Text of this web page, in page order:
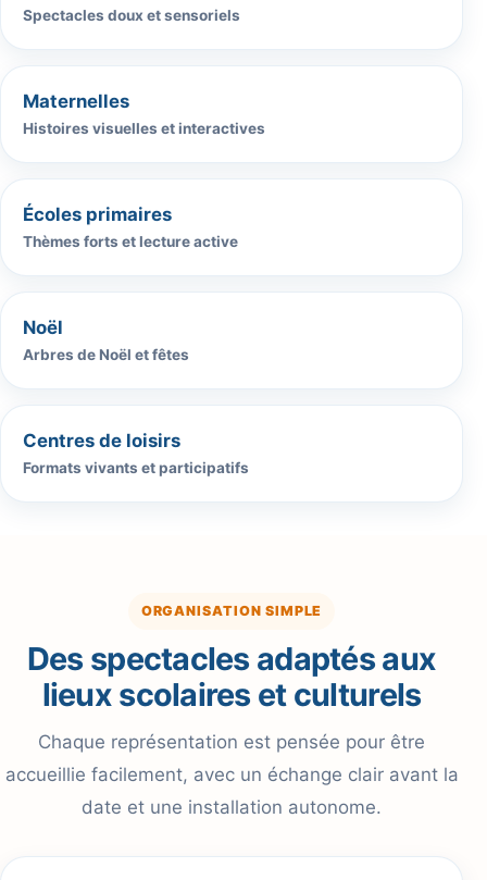
Spectacles doux et sensoriels
Maternelles
Histoires visuelles et interactives
Écoles primaires
Thèmes forts et lecture active
Noël
Arbres de Noël et fêtes
Centres de loisirs
Formats vivants et participatifs
ORGANISATION SIMPLE
Des spectacles adaptés aux
lieux scolaires et culturels
Chaque représentation est pensée pour être
accueillie facilement, avec un échange clair avant la
date et une installation autonome.